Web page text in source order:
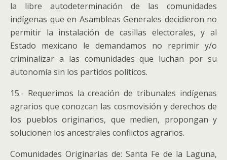
la libre autodeterminación de las comunidades
indígenas que en Asambleas Generales decidieron no
permitir la instalación de casillas electorales, y al
Estado mexicano le demandamos no reprimir y/o
criminalizar a las comunidades que luchan por su
autonomía sin los partidos políticos.
15.- Requerimos la creación de tribunales indígenas
agrarios que conozcan las cosmovisión y derechos de
los pueblos originarios, que medien, propongan y
solucionen los ancestrales conflictos agrarios.
Comunidades Originarias de: Santa Fe de la Laguna,